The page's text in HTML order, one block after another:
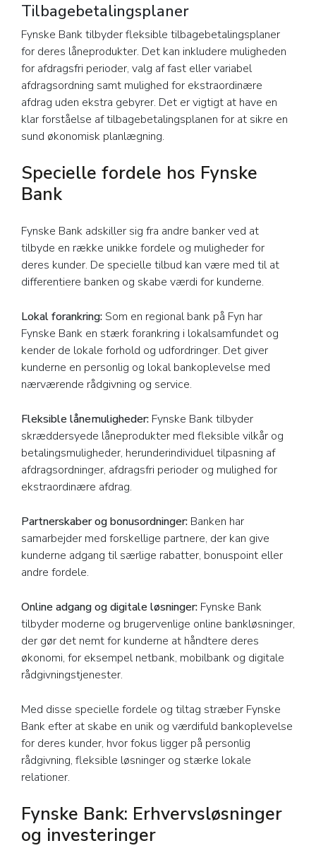
Tilbagebetalingsplaner
Fynske Bank tilbyder fleksible tilbagebetalingsplaner
for deres låneprodukter. Det kan inkludere muligheden
for afdragsfri perioder, valg af fast eller variabel
afdragsordning samt mulighed for ekstraordinære
afdrag uden ekstra gebyrer. Det er vigtigt at have en
klar forståelse af tilbagebetalingsplanen for at sikre en
sund økonomisk planlægning.
Specielle fordele hos Fynske
Bank
Fynske Bank adskiller sig fra andre banker ved at
tilbyde en række unikke fordele og muligheder for
deres kunder. De specielle tilbud kan være med til at
differentiere banken og skabe værdi for kunderne.
Lokal forankring: Som en regional bank på Fyn har
Fynske Bank en stærk forankring i lokalsamfundet og
kender de lokale forhold og udfordringer. Det giver
kunderne en personlig og lokal bankoplevelse med
nærværende rådgivning og service.
Fleksible lånemuligheder: Fynske Bank tilbyder
skræddersyede låneprodukter med fleksible vilkår og
betalingsmuligheder, herunderindividuel tilpasning af
afdragsordninger, afdragsfri perioder og mulighed for
ekstraordinære afdrag.
Partnerskaber og bonusordninger: Banken har
samarbejder med forskellige partnere, der kan give
kunderne adgang til særlige rabatter, bonuspoint eller
andre fordele.
Online adgang og digitale løsninger: Fynske Bank
tilbyder moderne og brugervenlige online bankløsninger,
der gør det nemt for kunderne at håndtere deres
økonomi, for eksempel netbank, mobilbank og digitale
rådgivningstjenester.
Med disse specielle fordele og tiltag stræber Fynske
Bank efter at skabe en unik og værdifuld bankoplevelse
for deres kunder, hvor fokus ligger på personlig
rådgivning, fleksible løsninger og stærke lokale
relationer.
Fynske Bank: Erhvervsløsninger
og investeringer